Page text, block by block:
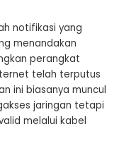
notifikasi yang
menandakan
perangkat
telah terputus
ini biasanya muncul
jaringan tetapi
melalui kabel